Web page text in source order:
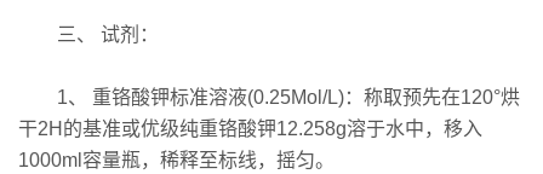
三、 试剂：
1、 重铬酸钾标准溶液(0.25Mol/L)：称取预先在120°烘
干2H的基准或优级纯重铬酸钾12.258g溶于水中，移入
1000ml容量瓶，稀释至标线，摇匀。